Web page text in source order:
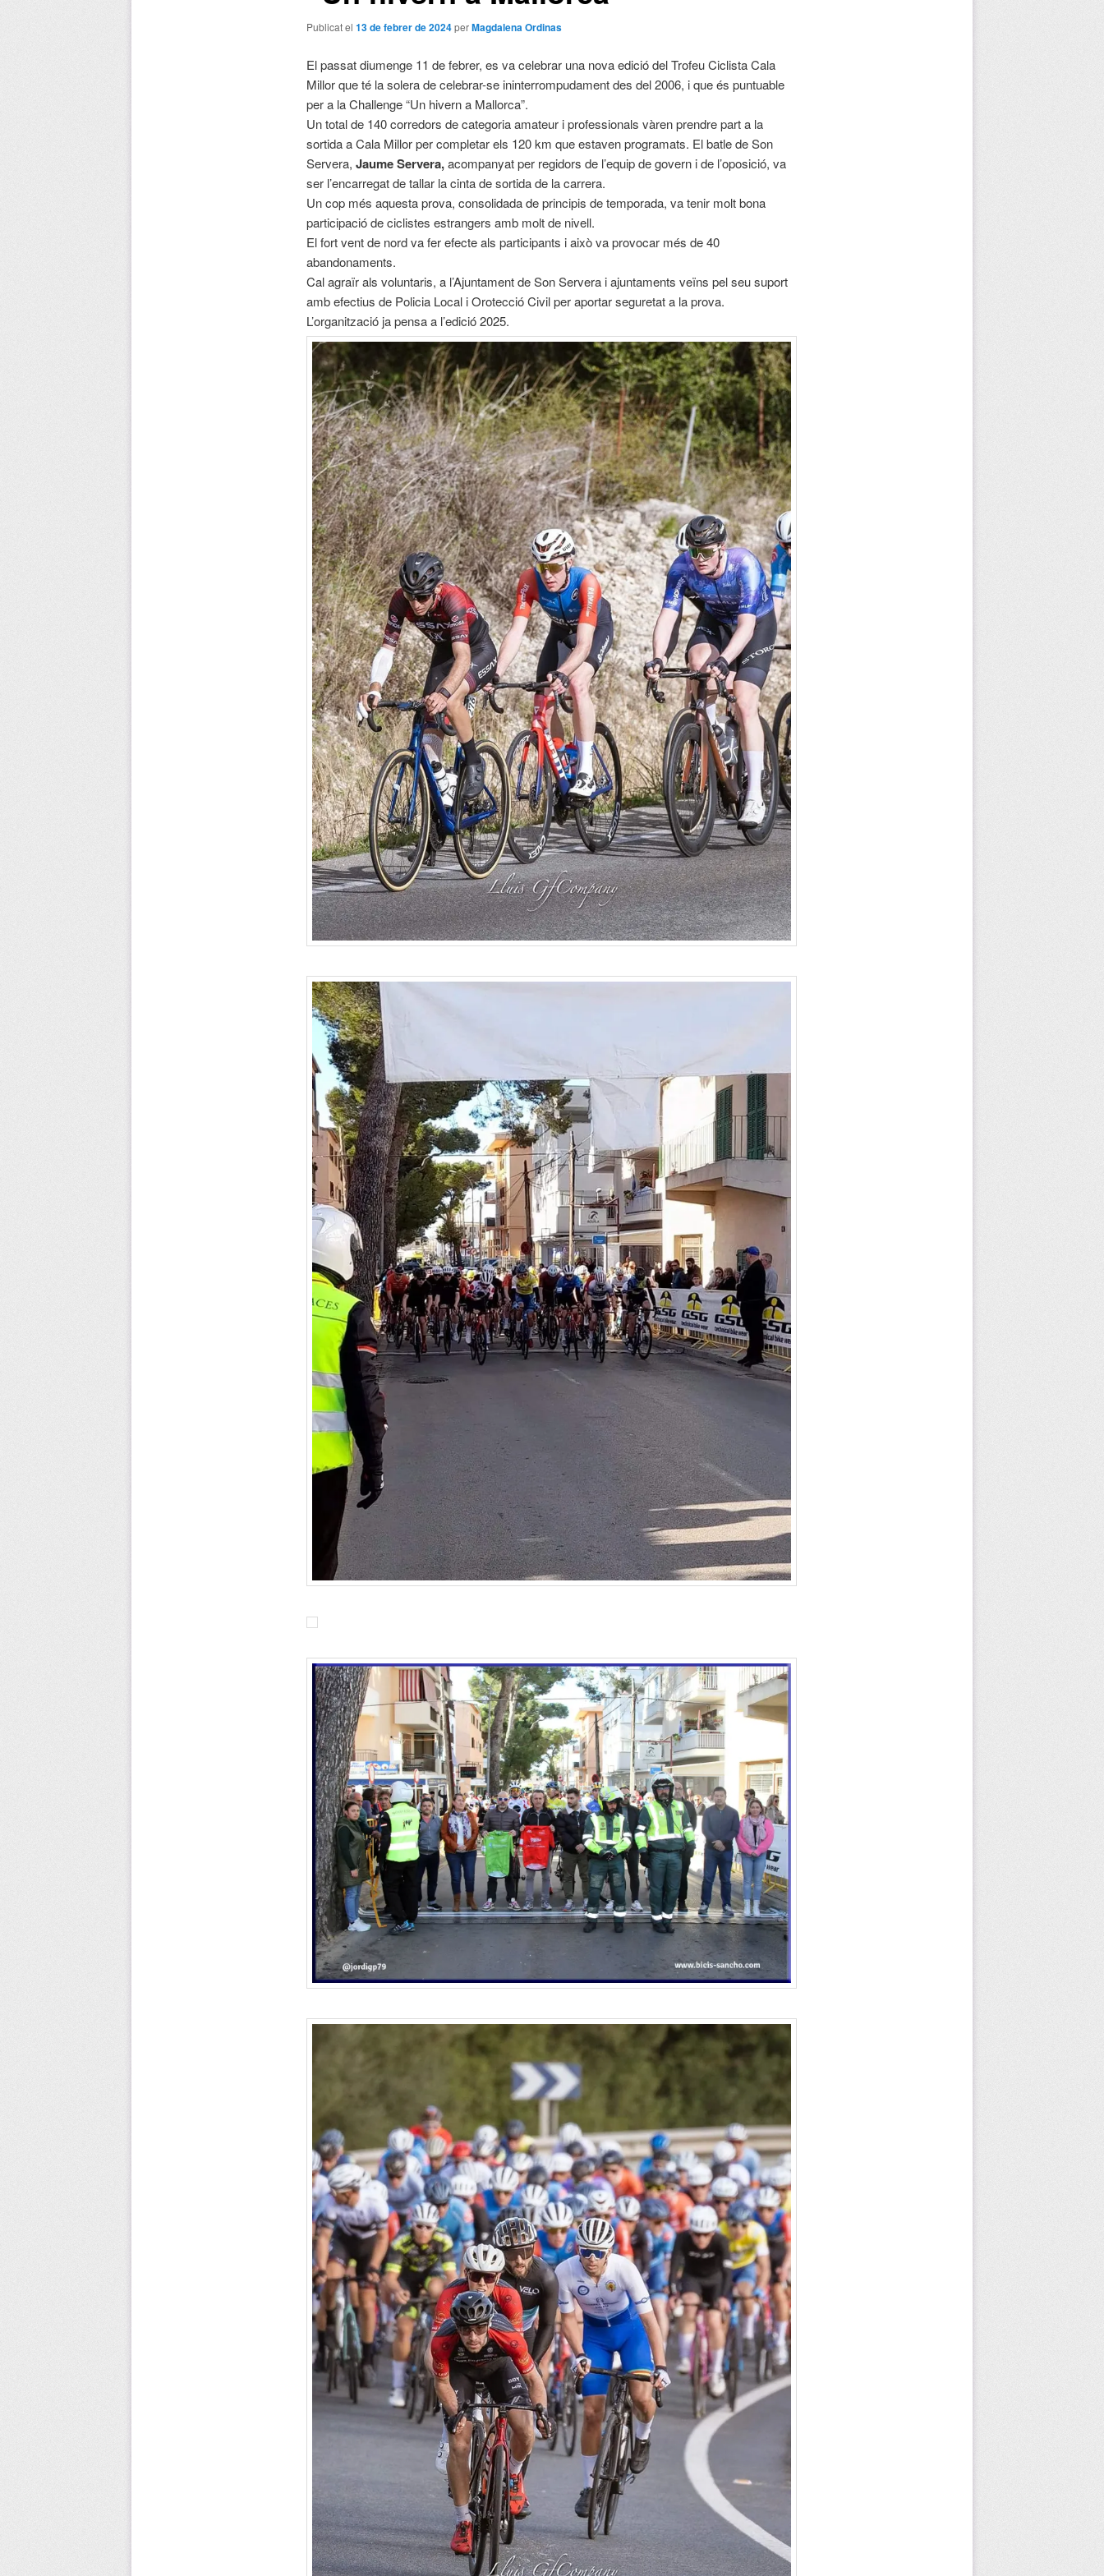
Publicat el 13 de febrer de 2024perMagdalena Ordinas
El passat diumenge 11 de febrer, es va celebrar una nova edició del Trofeu Ciclista Cala
Millor que té la solera de celebrar-se ininterrompudament des del 2006, i que és puntuable
per a la Challenge “Un hivern a Mallorca”.
Un total de 140 corredors de categoria amateur i professionals vàren prendre part a la
sortida a Cala Millor per completar els 120 km que estaven programats. El batle de Son
Servera, Jaume Servera,acompanyat per regidors de l’equip de govern i de l’oposició, va
ser l’encarregat de tallar la cinta de sortida de la carrera.
Un cop més aquesta prova, consolidada de principis de temporada, va tenir molt bona
participació de ciclistes estrangers amb molt de nivell.
El fort vent de nord va fer efecte als participants i això va provocar més de 40
abandonaments.
Cal agraïr als voluntaris, a l’Ajuntament de Son Servera i ajuntaments veïns pel seu suport
amb efectius de Policia Local i Orotecció Civil per aportar seguretat a la prova.
L’organització ja pensa a l’edició 2025.